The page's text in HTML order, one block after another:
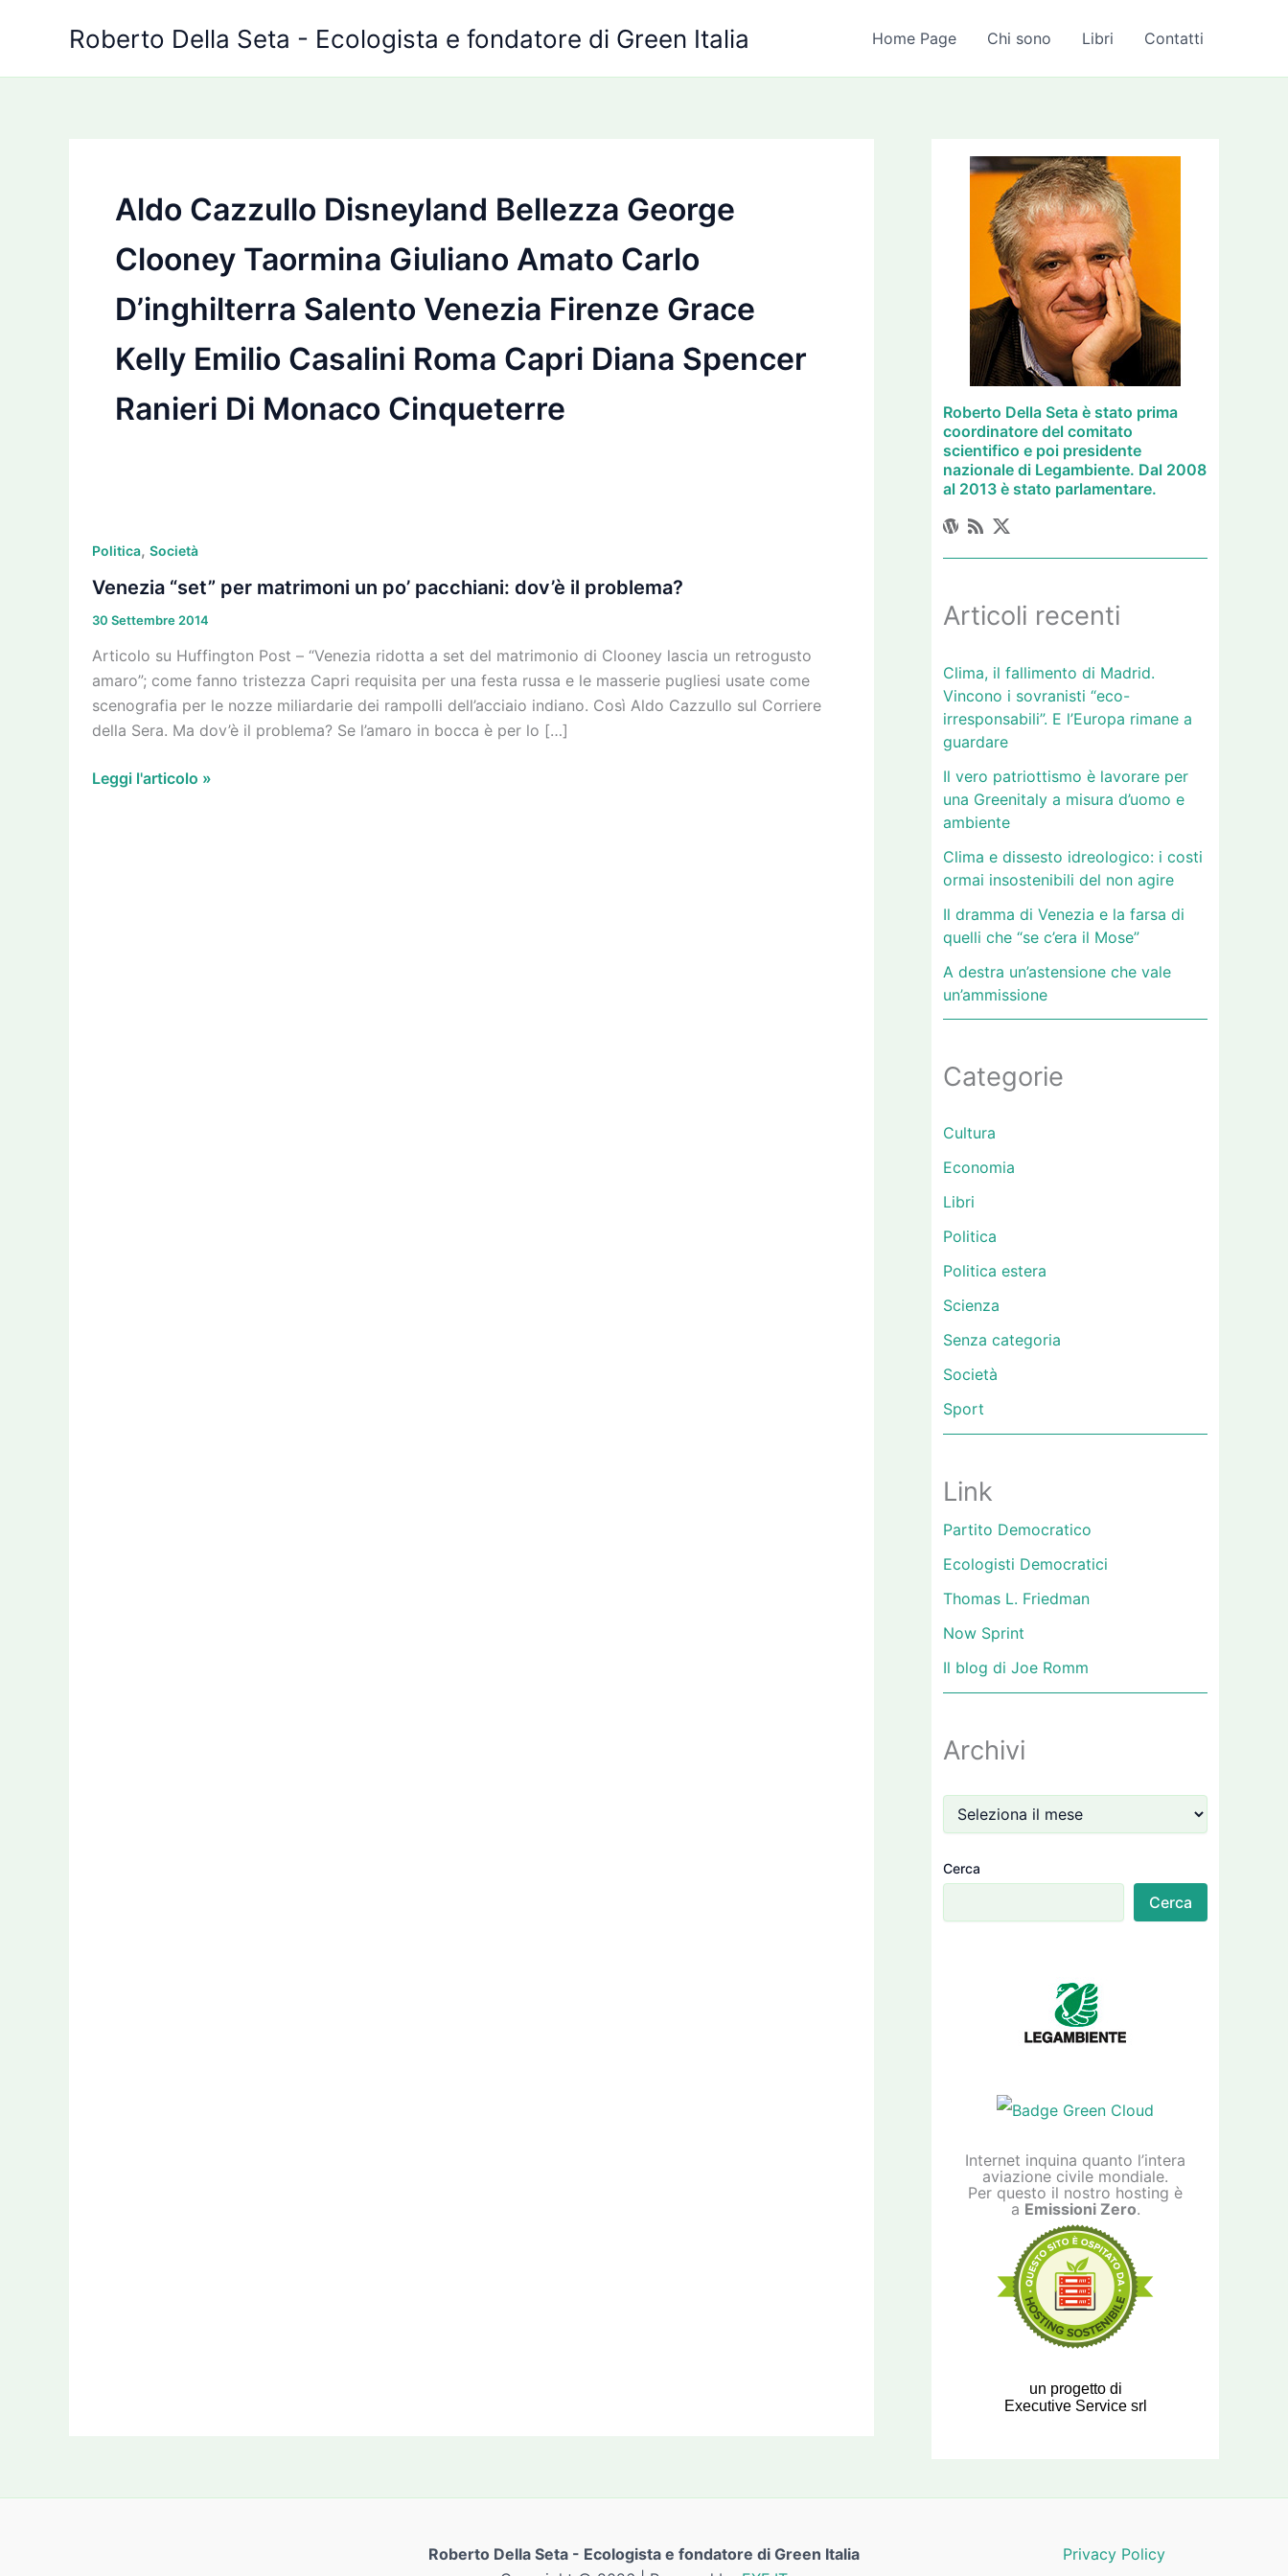
Roberto Della Seta - Ecologista e fondatore di Green Italia Home Page Chi sono Libri Contatti
Aldo Cazzullo Disneyland Bellezza George
Clooney Taormina Giuliano Amato Carlo
D’inghilterra Salento Venezia Firenze Grace
Kelly Emilio Casalini Roma Capri Diana Spencer
Ranieri Di Monaco Cinqueterre
Politica, Società
Venezia “set” per matrimoni un po’ pacchiani: dov’è il problema?
30 Settembre 2014
Articolo su Huffington Post – “Venezia ridotta a set del matrimonio di Clooney lascia un retrogusto
amaro”; come fanno tristezza Capri requisita per una festa russa e le masserie pugliesi usate come
scenografia per le nozze miliardarie dei rampolli dell’acciaio indiano. Così Aldo Cazzullo sul Corriere
della Sera. Ma dov’è il problema? Se l’amaro in bocca è per lo […]
“set”
per
matrimoni
un
po’
pacchiani:
dov’è
il
Leggi l'articolo »
Roberto Della Seta è stato prima
coordinatore del comitato
scientifico e poi presidente
nazionale di Legambiente. Dal 2008
al 2013 è stato parlamentare.
Articoli recenti
Clima, il fallimento di Madrid.
Vincono i sovranisti “eco-
irresponsabili”. E l’Europa rimane a
guardare
Il vero patriottismo è lavorare per
una Greenitaly a misura d’uomo e
ambiente
Clima e dissesto idreologico: i costi
ormai insostenibili del non agire
Il dramma di Venezia e la farsa di
quelli che “se c’era il Mose”
A destra un’astensione che vale
un’ammissione
Categorie
Cultura
Economia
Libri
Politica
Politica estera
Scienza
Senza categoria
Società
Sport
Link
Partito Democratico
Ecologisti Democratici
Thomas L. Friedman
Now Sprint
Il blog di Joe Romm
Archivi
c
Cerca
Cerca
Internet inquina quanto l’intera
aviazione civile mondiale.
Per questo il nostro hosting è
a Emissioni Zero.
un progetto di
Executive Service srl
Roberto Della Seta - Ecologista e fondatore di Green Italia
Privacy Policy